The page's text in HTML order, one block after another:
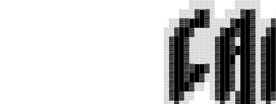
░░░░░    ░░░░░
░░░▓█▓░  ░░░▓█▓░
░▓███▓░░
░▓█▓░░